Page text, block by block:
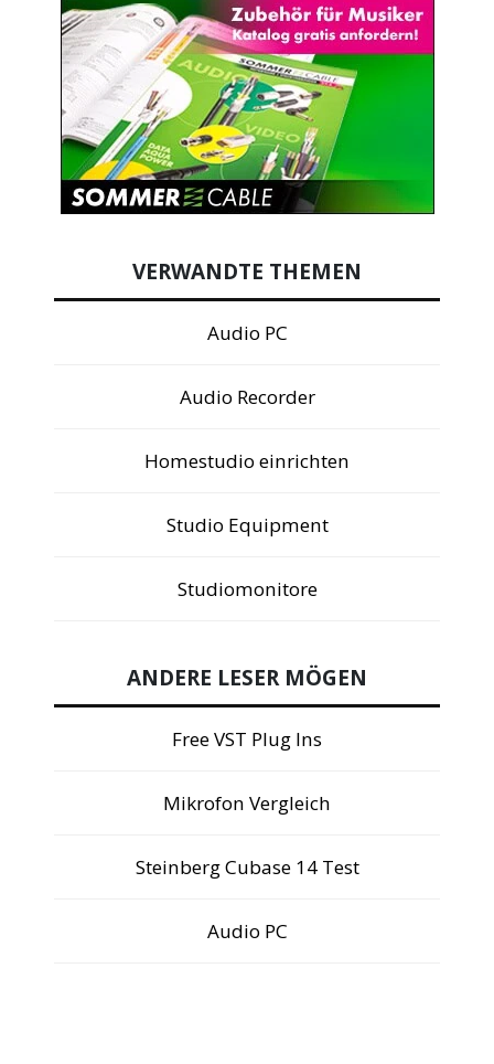
VERWANDTE THEMEN
Audio PC
Audio Recorder
Homestudio einrichten
Studio Equipment
Studiomonitore
ANDERE LESER MÖGEN
Free VST Plug Ins
Mikrofon Vergleich
Steinberg Cubase 14 Test
Audio PC